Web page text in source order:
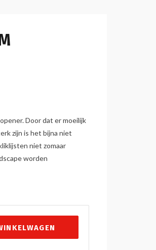
Door dat er moeilijk
zijn is het bijna niet
niet zomaar
worden